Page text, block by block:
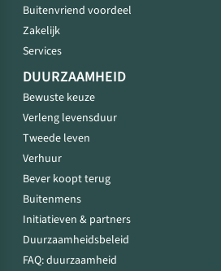
Buitenvriend voordeel
Zakelijk
Services
DUURZAAMHEID
Bewuste keuze
Verleng levensduur
Tweede leven
Verhuur
Bever koopt terug
Buitenmens
Initiatieven & partners
Duurzaamheidsbeleid
FAQ: duurzaamheid